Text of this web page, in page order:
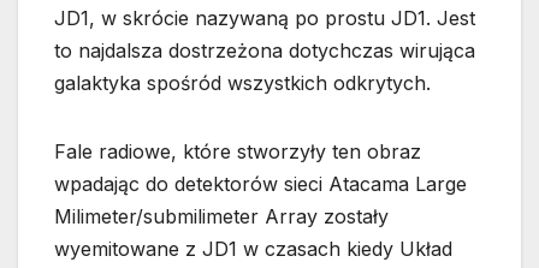
JD1, w skrócie nazywaną po prostu JD1. Jest
to najdalsza dostrzeżona dotychczas wirująca
galaktyka spośród wszystkich odkrytych.
Fale radiowe, które stworzyły ten obraz
wpadając do detektorów sieci Atacama Large
Milimeter/submilimeter Array zostały
wyemitowane z JD1 w czasach kiedy Układ